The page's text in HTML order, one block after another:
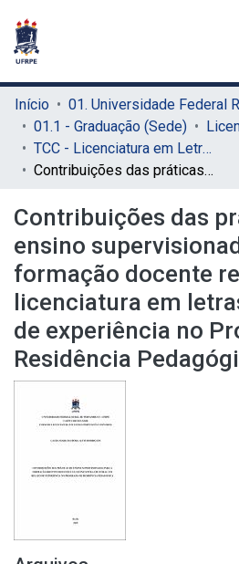
Início
01.1 - Graduação (Sede)
TCC - Licenciatura em Letras (Sede)
Contribuições das práticas de ensino supervisionadas para a formação docente reflexiva na licenciatura em letras: um relato de experiência no Programa de Residência Pedagógica
Contribuições das
ensino
formação docente
licenciatura em
de experiência no
Residência